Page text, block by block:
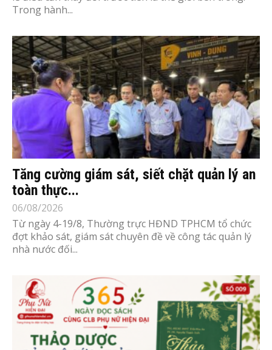
Trong hành...
Tăng cường giám sát, siết chặt quản lý an
toàn thực...
06/08/2026
Từ ngày 4-19/8, Thường trực HĐND TPHCM tổ chức
đợt khảo sát, giám sát chuyên đề về công tác quản lý
nhà nước đối...